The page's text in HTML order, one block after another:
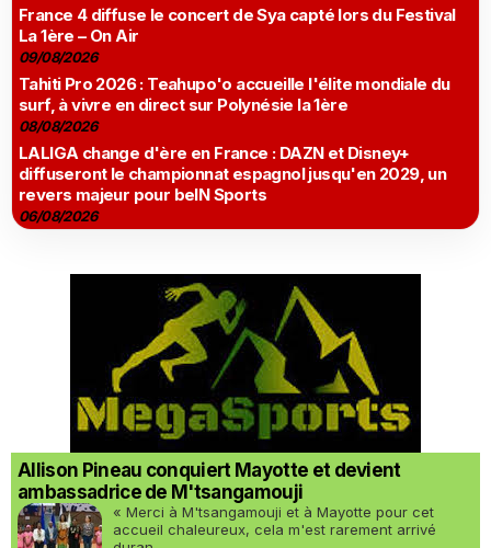
France 4 diffuse le concert de Sya capté lors du Festival
La 1ère – On Air
09/08/2026
Tahiti Pro 2026 : Teahupo'o accueille l'élite mondiale du
surf, à vivre en direct sur Polynésie la 1ère
08/08/2026
LALIGA change d'ère en France : DAZN et Disney+
diffuseront le championnat espagnol jusqu'en 2029, un
revers majeur pour beIN Sports
06/08/2026
Allison Pineau conquiert Mayotte et devient
ambassadrice de M'tsangamouji
« Merci à M'tsangamouji et à Mayotte pour cet
accueil chaleureux, cela m'est rarement arrivé